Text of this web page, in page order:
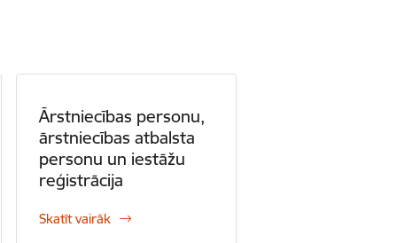
Ārstniecības personu,
ārstniecības atbalsta
personu un iestāžu
reģistrācija
Skatīt vairāk